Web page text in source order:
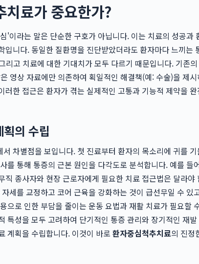
치료가 중요한가?
'이라는 말은 단순한 구호가 아닙니다. 이는 치료의 성공과
입니다. 동일한 질환명을 진단받았더라도 환자마다 느끼는
리고 치료에 대한 기대치가 모두 다르기 때문입니다. 기존
영상 자료에만 의존하여 획일적인 해결책(예: 수술)을 제시
러한 접근은 환자가 겪는 실제적인 고통과 기능적 제약을 완
의 수립
서 차별점을 보입니다. 첫 진료부터 환자의 목소리에 귀를 기
를 통해 통증의 근본 원인을 다각도로 분석합니다. 예를 들
직 종사자와 현장 근로자에게 필요한 치료 접근법은 달라야
세를 교정하고 코어 근육을 강화하는 것이 급선무일 수 있
으로 인한 부담을 줄이는 운동 요법과 재활 치료가 필요할
특성을 모두 고려하여 단기적인 통증 관리와 장기적인 재발
계획을 수립합니다. 이것이 바로 환자중심척추치료의 진정